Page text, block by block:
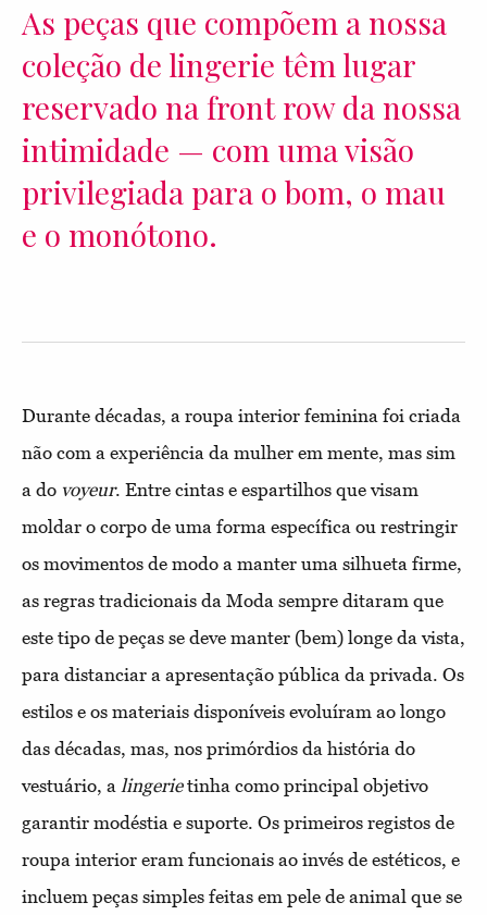
As peças que compõem a nossa
coleção de lingerie têm lugar
reservado na front row da nossa
intimidade — com uma visão
privilegiada para o bom, o mau
e o monótono.
Durante décadas, a roupa interior feminina foi criada
não com a experiência da mulher em mente, mas sim
a do voyeur. Entre cintas e espartilhos que visam
moldar o corpo de uma forma específica ou restringir
os movimentos de modo a manter uma silhueta firme,
as regras tradicionais da Moda sempre ditaram que
este tipo de peças se deve manter (bem) longe da vista,
para distanciar a apresentação pública da privada. Os
estilos e os materiais disponíveis evoluíram ao longo
das décadas, mas, nos primórdios da história do
vestuário, a lingerietinha como principal objetivo
garantir modéstia e suporte. Os primeiros registos de
roupa interior eram funcionais ao invés de estéticos, e
incluem peças simples feitas em pele de animal que se